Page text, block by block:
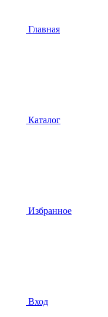
Главная
Каталог
Избранное
Вход